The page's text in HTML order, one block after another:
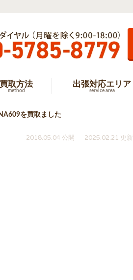
買取方法
method
出張対応エリア
service area
を買取ました
2018.05.04 公開
2025.02.21 更新